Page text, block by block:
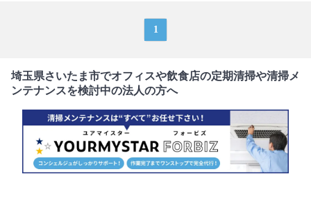
1
埼玉県さいたま市でオフィスや飲食店の定期清掃や清掃メ
ンテナンスを検討中の法人の方へ